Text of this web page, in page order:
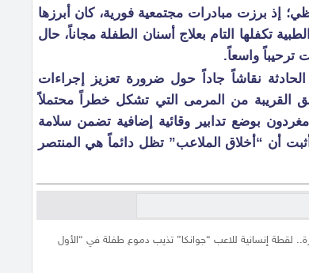
إذ برزت مبادرات مجتمعية فورية، كان أبرزها
تكفلها التام بعلاج أسنان الطفلة مجاناً، حال
ترحيباً واسعاً.
نقاشاً جاداً حول ضرورة تعزيز إجراءات
القريبة من المرمى التي تشكل خطراً محتملاً
بوضع تدابير وقائية إضافية تضمن سلامة
أن “أخلاق الملاعب” تظل دائماً هي المنتصر
لقطة إنسانية للاعب “جوانكا” تذيب دموع طفلة في “الأول